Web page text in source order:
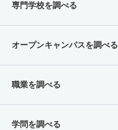
専門学校を調べる
オープンキャンパスを調べる
職業を調べる
学問を調べる